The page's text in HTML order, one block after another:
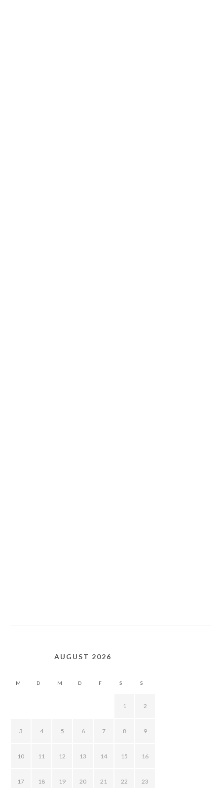
AUGUST 2026
M D M D F S S
1 2
3 4 5 6 7 8 9
10 11 12 13 14 15 16
17 18 19 20 21 22 23